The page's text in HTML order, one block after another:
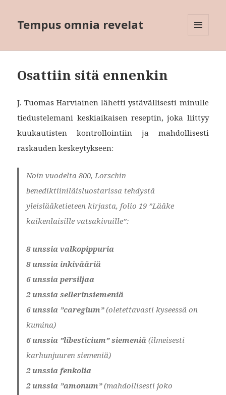
Tempus omnia revelat
Osattiin sitä ennenkin
J. Tuomas Harviainen lähetti ystävällisesti minulle
tiedustelemani keskiaikaisen reseptin, joka liittyy
kuukautisten kontrollointiin ja mahdollisesti
raskauden keskeytykseen:
Noin vuodelta 800, Lorschin
benediktiiniläisluostarissa tehdystä
yleislääketieteen kirjasta, folio 19 ”Lääke
kaikenlaisille vatsakivuille”:
8 unssia valkopippuria
8 unssia inkivääriä
6 unssia persiljaa
2 unssia sellerinsiemeniä
6 unssia ”caregium”(oletettavasti kyseessä on
kumina)
6 unssia ”libesticium” siemeniä (ilmeisesti
karhunjuuren siemeniä)
2 unssia fenkolia
2 unssia ”amonum”(mahdollisesti joko